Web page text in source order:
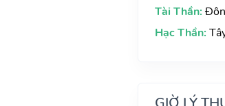
Tài Thần:
Hạc Thần: